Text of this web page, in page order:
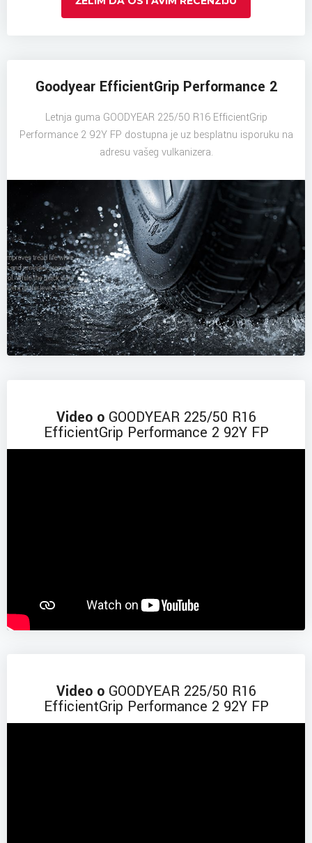
Goodyear EfficientGrip Performance 2
Letnja guma GOODYEAR 225/50 R16 EfficientGrip
Performance 2 92Y FP dostupna je uz besplatnu isporuku na
adresu vašeg vulkanizera.
Video o GOODYEAR 225/50 R16
EfficientGrip Performance 2 92Y FP
Video o GOODYEAR 225/50 R16
EfficientGrip Performance 2 92Y FP